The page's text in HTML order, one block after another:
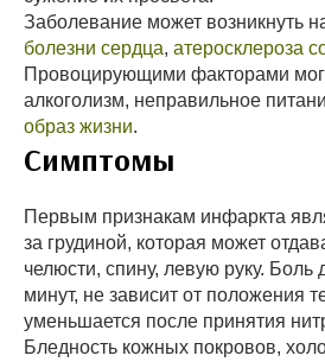
Заболевание может возникнуть
болезни сердца, атеросклероза
Провоцирующими факторами
алкоголизм, неправильное
образ жизни.
Симптомы
Первым признакам инфаркта
за грудиной, которая может
челюсти, спину, левую руку. Боль
минут, не зависит от положения
уменьшается после принятия
Бледность кожных покровов,